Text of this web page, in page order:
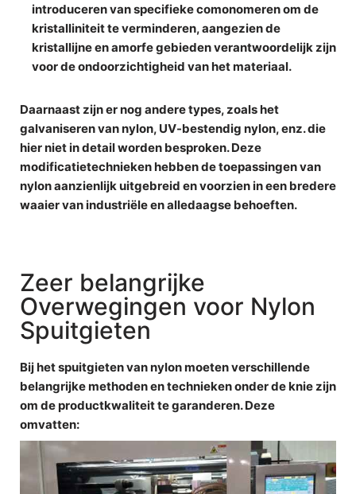
introduceren van specifieke comonomeren om de
kristalliniteit te verminderen, aangezien de
kristallijne en amorfe gebieden verantwoordelijk zijn
voor de ondoorzichtigheid van het materiaal.
Daarnaast zijn er nog andere types, zoals het
galvaniseren van nylon, UV-bestendig nylon, enz. die
hier niet in detail worden besproken. Deze
modificatietechnieken hebben de toepassingen van
nylon aanzienlijk uitgebreid en voorzien in een bredere
waaier van industriële en alledaagse behoeften.
Zeer belangrijke
Overwegingen voor Nylon
Spuitgieten
Bij het spuitgieten van nylon moeten verschillende
belangrijke methoden en technieken onder de knie zijn
om de productkwaliteit te garanderen. Deze
omvatten: